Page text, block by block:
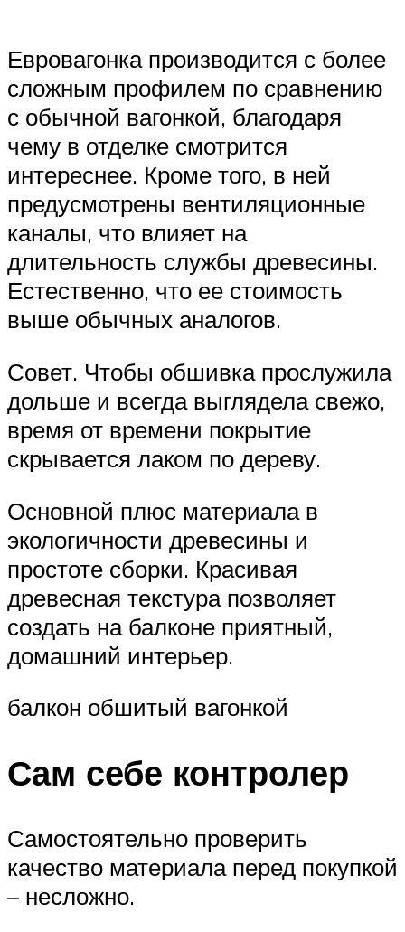
Евровагонка производится с более
сложным профилем по сравнению
с обычной вагонкой, благодаря
чему в отделке смотрится
интереснее. Кроме того, в ней
предусмотрены вентиляционные
каналы, что влияет на
длительность службы древесины.
Естественно, что ее стоимость
выше обычных аналогов.
Совет. Чтобы обшивка прослужила
дольше и всегда выглядела свежо,
время от времени покрытие
скрывается лаком по дереву.
Основной плюс материала в
экологичности древесины и
простоте сборки. Красивая
древесная текстура позволяет
создать на балконе приятный,
домашний интерьер.
балкон обшитый вагонкой
Сам себе контролер
Самостоятельно проверить
качество материала перед покупкой
– несложно.